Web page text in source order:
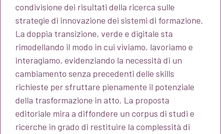
condivisione dei risultati della ricerca sulle
strategie di innovazione dei sistemi di formazione.
La doppia transizione, verde e digitale sta
rimodellando il modo in cui viviamo, lavoriamo e
interagiamo, evidenziando la necessità di un
cambiamento senza precedenti delle skills
richieste per sfruttare pienamente il potenziale
della trasformazione in atto. La proposta
editoriale mira a diffondere un corpus di studi e
ricerche in grado di restituire la complessità di